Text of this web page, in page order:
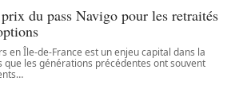
du pass Navigo pour les retraités
en Île-de-France est un enjeu capital dans la
que les générations précédentes ont souvent
…